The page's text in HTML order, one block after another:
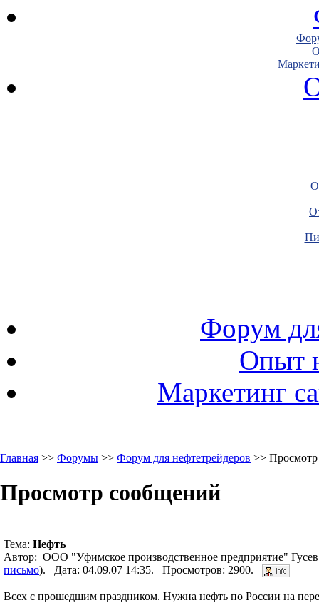
Форум
Опыт
Маркетинг
Главная >> Форумы >> Форум для нефтетрейдеров >>
Просмотр сообщений
Тема: Нефть
Автор: ООО "Уфимское производственное предприятие"
письмо). Дата: 04.09.07 14:35. Просмотров: 2900.
Всех с прошедшим праздником. Нужна нефть по России на